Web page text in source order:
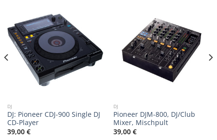
DJ
DJ: Pioneer CDJ-900 Single DJ
CD-Player
39,00 €
DJ
Pioneer DJM-800, DJ/Club
Mixer, Mischpult
39,00 €